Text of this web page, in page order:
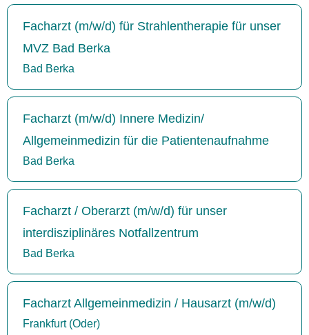
Facharzt (m/w/d) für Strahlentherapie für unser
MVZ Bad Berka
Bad Berka
Facharzt (m/w/d) Innere Medizin/
Allgemeinmedizin für die Patientenaufnahme
Bad Berka
Facharzt / Oberarzt (m/w/d) für unser
interdisziplinäres Notfallzentrum
Bad Berka
Facharzt Allgemeinmedizin / Hausarzt (m/w/d)
Frankfurt (Oder)